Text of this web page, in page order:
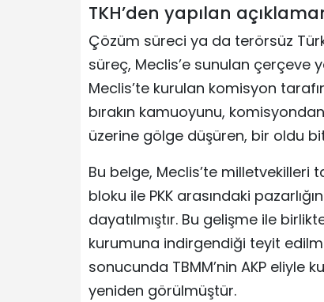
TKH’den yapılan
Çözüm süreci ya da terörsüz
süreç, Meclis’e sunulan çerçeve
Meclis’te kurulan komisyon
bırakın kamuoyunu,
üzerine gölge düşüren, bir oldu
Bu belge, Meclis’te milletvekilleri
bloku ile PKK arasındaki
dayatılmıştır. Bu gelişme ile
kurumuna indirgendiği teyit
sonucunda TBMM’nin AKP eliyle
yeniden görülmüştür.